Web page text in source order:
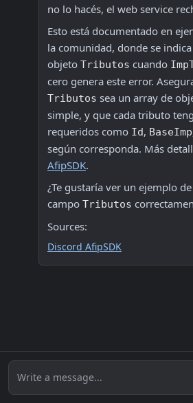
no lo hacés, el web service
Esto está documentado en
la comunidad, donde se
objeto Tributos cuando
Tributos sea un array de
simple, y que cada tributo
requeridos como Id, BaseImp
según corresponda. Más
AfipSDK.
¿Te gustaría ver un ejemplo
campo Tributos
Sources:
Discord AfipSDK
Write a message...